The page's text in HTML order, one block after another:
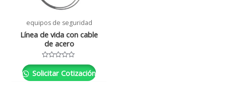
equipos de seguridad
Línea de vida con cable
de acero
Valorado
con
0
de
Solicitar Cotización